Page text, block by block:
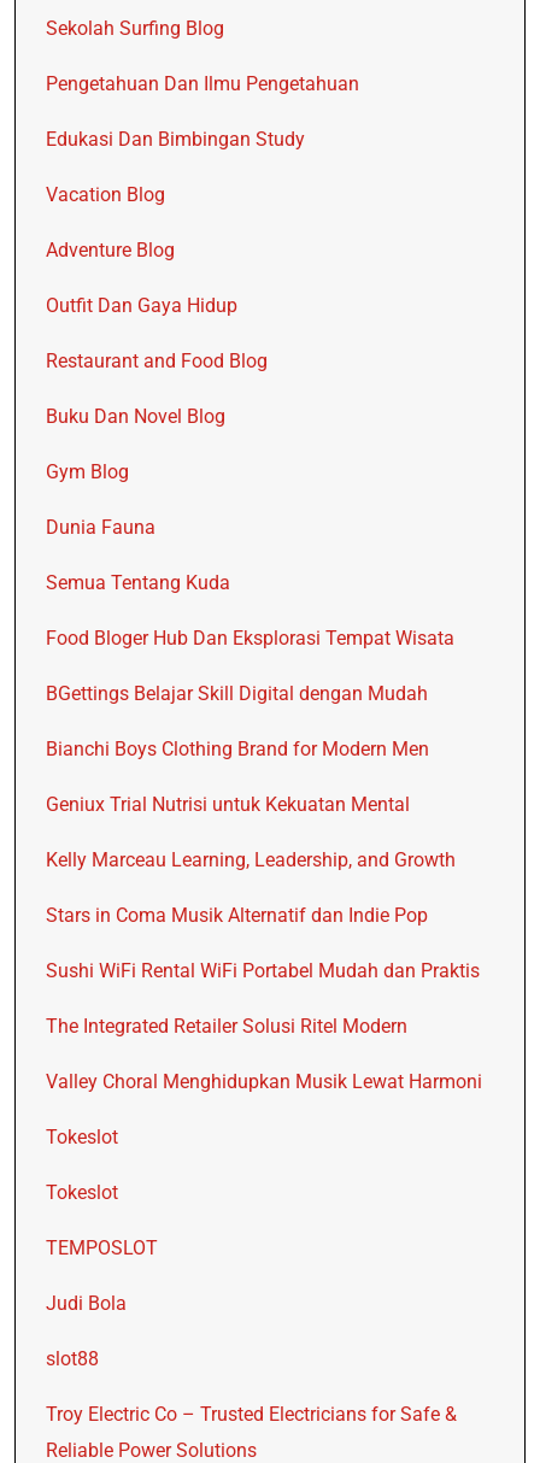
Sekolah Surfing Blog
Pengetahuan Dan Ilmu Pengetahuan
Edukasi Dan Bimbingan Study
Vacation Blog
Adventure Blog
Outfit Dan Gaya Hidup
Restaurant and Food Blog
Buku Dan Novel Blog
Gym Blog
Dunia Fauna
Semua Tentang Kuda
Food Bloger Hub Dan Eksplorasi Tempat Wisata
BGettings Belajar Skill Digital dengan Mudah
Bianchi Boys Clothing Brand for Modern Men
Geniux Trial Nutrisi untuk Kekuatan Mental
Kelly Marceau Learning, Leadership, and Growth
Stars in Coma Musik Alternatif dan Indie Pop
Sushi WiFi Rental WiFi Portabel Mudah dan Praktis
The Integrated Retailer Solusi Ritel Modern
Valley Choral Menghidupkan Musik Lewat Harmoni
Tokeslot
Tokeslot
TEMPOSLOT
Judi Bola
slot88
Troy Electric Co – Trusted Electricians for Safe &
Reliable Power Solutions